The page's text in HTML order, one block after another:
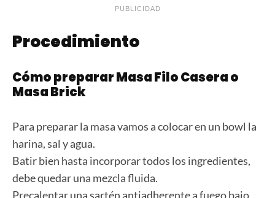
PUBLICIDAD
Procedimiento
Cómo preparar Masa Filo Casera o
Masa Brick
Para preparar la masa vamos a colocar en un bowl la
harina, sal y agua.
Batir bien hasta incorporar todos los ingredientes,
debe quedar una mezcla fluida.
Precalentar una sartén antiadherente a fuego bajo,